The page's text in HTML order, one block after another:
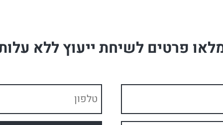
פרטים לשיחת ייעוץ ללא